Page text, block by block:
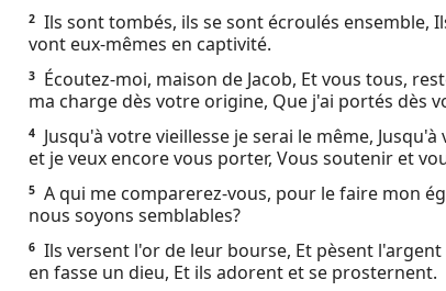
Contacts
About
Copyright
Download
L.O.A
Ebook
2 Ils sont tombés, ils se sont écroulés ensemble,
vont eux-mêmes en captivité.
3
Écoutez-moi, maison de Jacob, Et vous tous,
ma charge dès votre origine, Que j'ai portés dès
4
Jusqu'à votre vieillesse je serai le même,
et je veux encore vous porter, Vous soutenir et
5 A qui me comparerez-vous, pour le faire mon
nous soyons semblables?
6 Ils versent l'or de leur bourse, Et pèsent
en fasse un dieu, Et ils adorent et se prosternent.